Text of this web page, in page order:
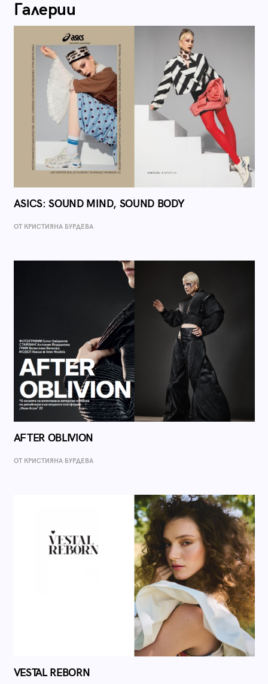
Галерии
ASICS: SOUND MIND, SOUND BODY
ОТ КРИСТИЯНА БУРДЕВА
AFTER OBLIVION
ОТ КРИСТИЯНА БУРДЕВА
VESTAL REBORN